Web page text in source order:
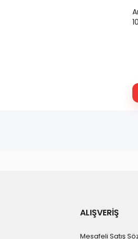
ALIŞVERİŞ
Mesafeli Satış